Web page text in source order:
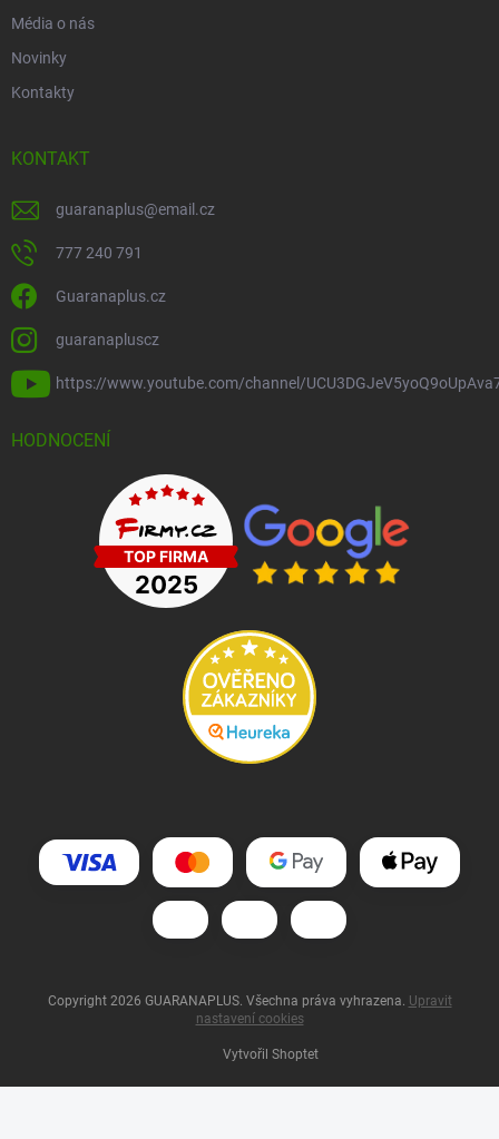
Média o nás
Novinky
Kontakty
KONTAKT
guaranaplus@email.cz
777 240 791
Guaranaplus.cz
guaranapluscz
https://www.youtube.com/channel/
HODNOCENÍ
Vytvořil Shoptet
Copyright 2026 GUARANAPLUS. Všechna práva vyhrazena. Upravit
nastavení cookies